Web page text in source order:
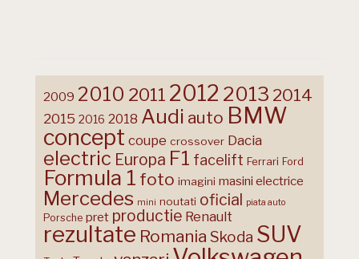
2009 2010 2011 2012 2013 2014
2015 2016 2018 Audi auto BMW
concept coupe crossover Dacia
electric Europa F1 facelift Ferrari Ford
Formula 1 foto imagini masini electrice
Mercedes mini noutati oficial piata auto
Porsche pret productie Renault
rezultate Romania Skoda SUV